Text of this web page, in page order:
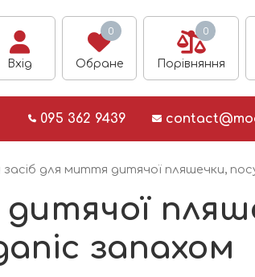
Вхід
0
Обране
0
Порівняння
095 362 9439
для миття дитячої пляшечки,
запахом